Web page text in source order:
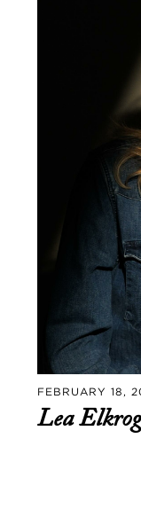
FEBRUARY 18,
Lea